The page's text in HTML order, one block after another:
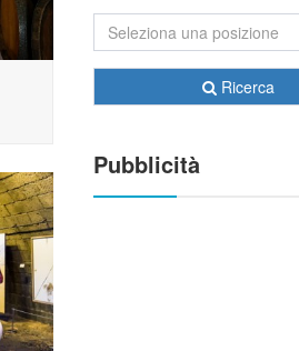
Seleziona una posizione
Ricerca
Pubblicità